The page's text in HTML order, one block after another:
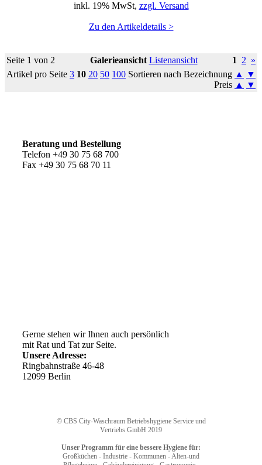
inkl. 19% MwSt, zzgl. Versand
Zu den Artikeldetails >
Seite 1 von 2 1 2 »
Galerieansicht Listenansicht
Artikel pro Seite 3 10 20 50 100 Sortieren nach Bezeichnung ▲
▼
Preis ▲ ▼
Beratung und Bestellung
Telefon +49 30 75 68 700
Fax +49 30 75 68 70 11
Gerne stehen wir Ihnen auch persönlich
mit Rat und Tat zur Seite.
Unsere Adresse:
Ringbahnstraße 46-48
12099 Berlin
© CBS City-Waschraum Betriebshygiene Service und
Vertriebs GmbH 2019
Unser Programm für eine bessere Hygiene für:
Großküchen - Industrie - Kommunen - Alten-und